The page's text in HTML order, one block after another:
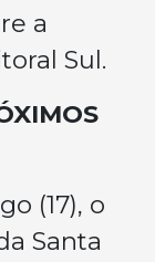
a
Sul.
(17), o
Santa